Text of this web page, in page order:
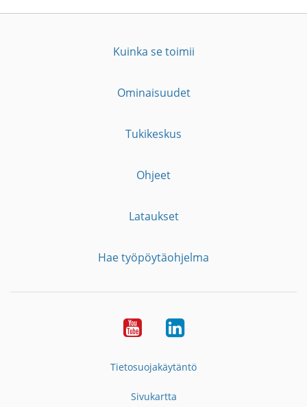
Kuinka se toimii
Ominaisuudet
Tukikeskus
Ohjeet
Lataukset
Hae työpöytäohjelma
YouTubeLinkedIn
Tietosuojakäytäntö
Sivukartta